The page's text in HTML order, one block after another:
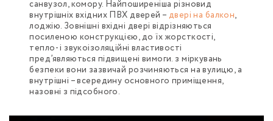
санвузол, комору. Найпоширеніша різновид
внутрішніх вхідних ПВХ дверей – двері на балкон,
лоджію. Зовнішні вхідні двері відрізняються
посиленою конструкцією, до їх жорсткості,
тепло- і звукоізоляційні властивості
пред’являються підвищені вимоги. з міркувань
безпеки вони зазвичай розчиняються на вулицю, а
внутрішні – всередину основного приміщення,
назовні з підсобного.